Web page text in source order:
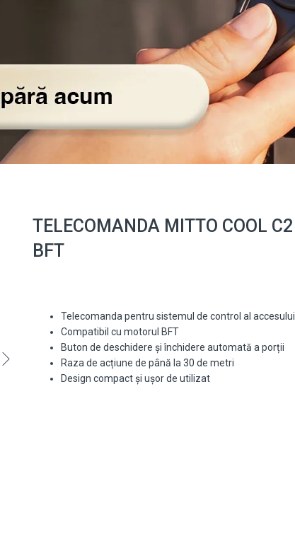
TELECOMANDA MITTO COOL C2
BFT
Telecomanda pentru sistemul de control al accesului
Compatibil cu motorul BFT
Buton de deschidere și închidere automată a porții
Raza de acțiune de până la 30 de metri
Design compact și ușor de utilizat